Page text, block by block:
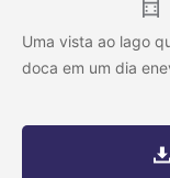
Uma vista ao lago
doca em um dia